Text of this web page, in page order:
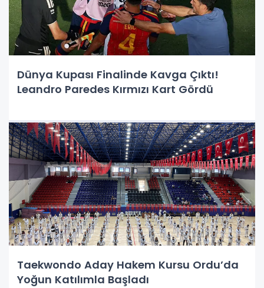
Dünya Kupası Finalinde Kavga Çıktı!
Leandro Paredes Kırmızı Kart Gördü
Taekwondo Aday Hakem Kursu Ordu’da
Yoğun Katılımla Başladı